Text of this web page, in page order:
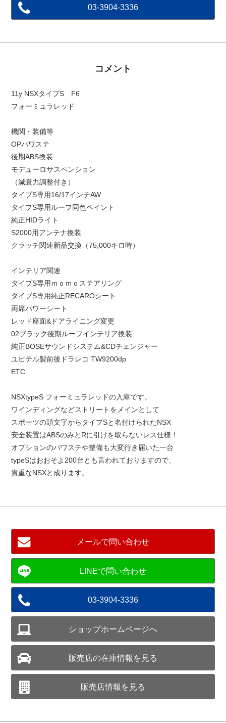
03-3904-3336
コメント
11y NSXタイプS F6
フォーミュラレッド
機関・装備等
OPパワステ
後期ABS換装
モデューロサスペンション
（減衰力調整付き）
タイプS専用16/17インチAW
タイプS専用ルーフ同色ペイント
純正HIDライト
S2000用アンテナ換装
クラッチ関連新品交換（75,000キロ時）
インテリア関連
タイプS専用ｍｏｍｏステアリング
タイプS専用純正RECAROシート
両席パワーシート
レッド座面&ドアライニング変更
02ブラック後期ルーフインテリア換装
純正BOSEサウンドシステム&CDチェンジャー
ユピテル製前後ドラレコ TW9200dp
ETC
NSXtypeS フォーミュラレッドの入庫です。
ワインディングなどストリートをメインとして
スポーツの頭文字からタイプSと名付けられたNSX
安全装置はABSのみとRに引けを取らないレス仕様！
オプションのパワステや整備も大変行き届いた一台
typeSはおおそよ200台とも言われておりますので、
貴重なNSXと成ります。
メールで問い合わせ
03-3904-3336
ショップホームページへ
販売店の在庫情報を見る
販売店情報を見る